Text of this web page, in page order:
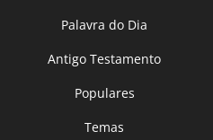
Palavra do Dia
Antigo Testamento
Populares
Temas